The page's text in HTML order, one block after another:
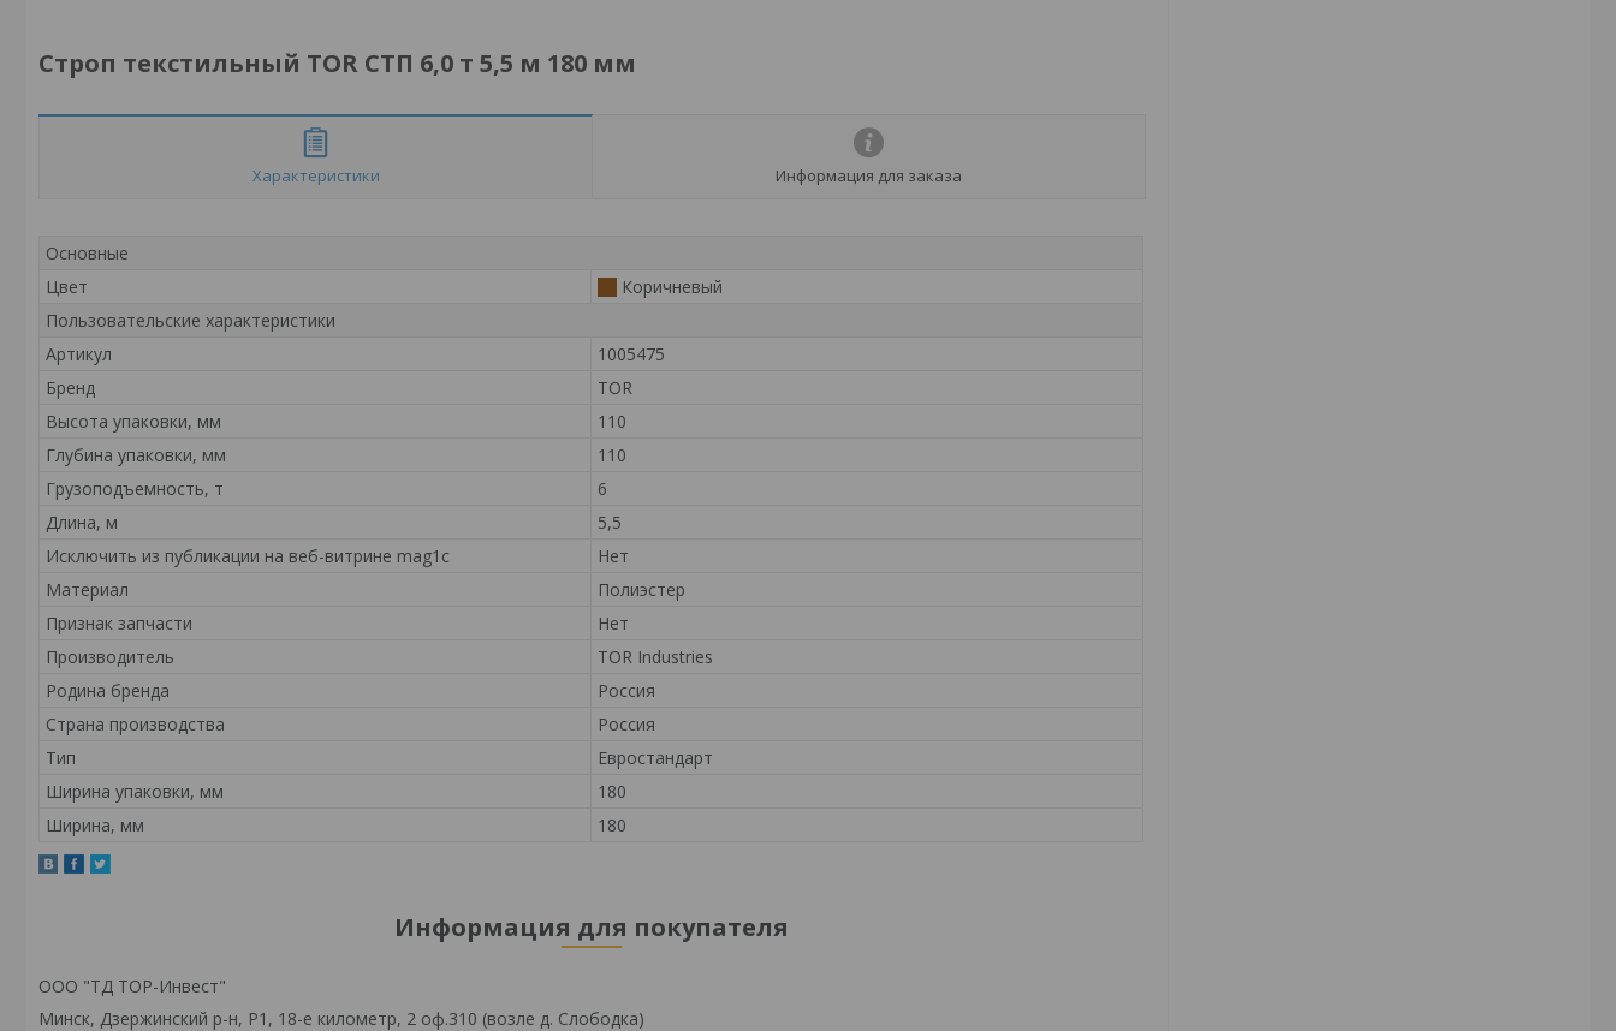
Строп текстильный TOR СТП 6,0 т 5,5 м 180 мм
Характеристики Информация для заказа
Основные
Цвет
Коричневый
Пользовательские характеристики
Артикул
1005475
Бренд
TOR
Высота упаковки, мм
110
Глубина упаковки, мм
110
Грузоподъемность, т
6
Длина, м
5,5
Исключить из публикации на веб-витрине mag1c
Нет
Материал
Полиэстер
Признак запчасти
Нет
Производитель
TOR Industries
Родина бренда
Россия
Страна производства
Россия
Тип
Евростандарт
Ширина упаковки, мм
180
Ширина, мм
180
Информация для покупателя
ООО "ТД ТОР-Инвест"
Минск, Дзержинский р-н, Р1, 18-е километр, 2 оф.310 (возле д. Слободка)